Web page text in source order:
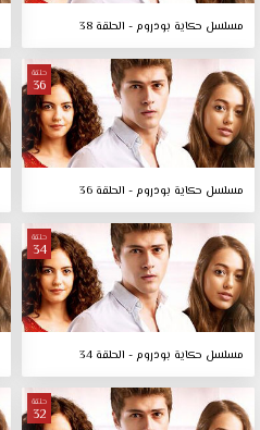
مسلسل حكاية بودروم - الحلقة 38
حلقة
36
مسلسل حكاية بودروم - الحلقة 36
حلقة
34
مسلسل حكاية بودروم - الحلقة 34
حلقة
32